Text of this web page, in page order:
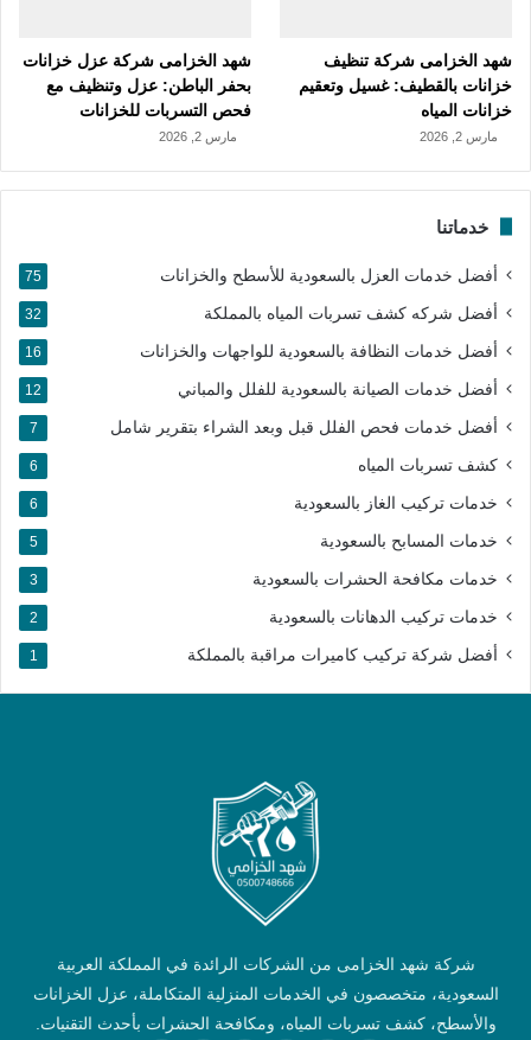
شهد الخزامى شركة تنظيف
خزانات بالقطيف: غسيل وتعقيم
خزانات المياه
مارس 2, 2026
شهد الخزامى شركة عزل خزانات
بحفر الباطن: عزل وتنظيف مع
فحص التسربات للخزانات
مارس 2, 2026
خدماتنا
أفضل خدمات العزل بالسعودية للأسطح والخزانات 75
أفضل شركه كشف تسربات المياه بالمملكة 32
أفضل خدمات النظافة بالسعودية للواجهات والخزانات 16
أفضل خدمات الصيانة بالسعودية للفلل والمباني 12
أفضل خدمات فحص الفلل قبل وبعد الشراء بتقرير شامل 7
كشف تسربات المياه 6
خدمات تركيب الغاز بالسعودية 6
خدمات المسابح بالسعودية 5
خدمات مكافحة الحشرات بالسعودية 3
خدمات تركيب الدهانات بالسعودية 2
أفضل شركة تركيب كاميرات مراقبة بالمملكة​ 1
شركة شهد الخزامى من الشركات الرائدة في المملكة العربية
السعودية، متخصصون في الخدمات المنزلية المتكاملة، عزل الخزانات
والأسطح، كشف تسربات المياه، ومكافحة الحشرات بأحدث التقنيات.